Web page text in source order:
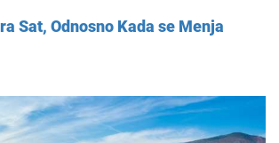
Sat, Odnosno Kada se Menja